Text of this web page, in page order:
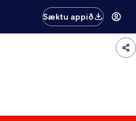
Sæktu appið